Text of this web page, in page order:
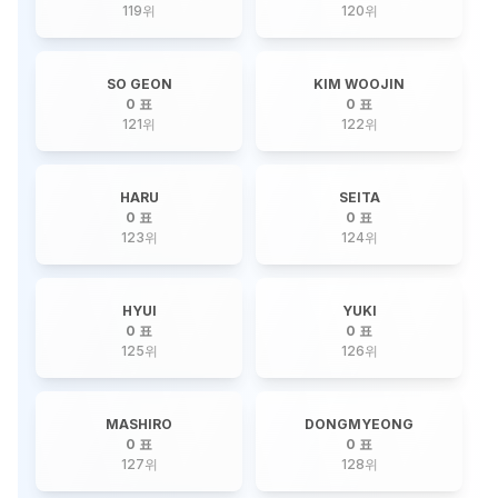
119위
120위
SO GEON
0 표
121위
KIM WOOJIN
0 표
122위
HARU
0 표
123위
SEITA
0 표
124위
HYUI
0 표
125위
YUKI
0 표
126위
MASHIRO
0 표
127위
DONGMYEONG
0 표
128위